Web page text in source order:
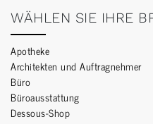
WÄHLEN SIE IHRE
Apotheke
Architekten und Auftragnehmer
Büro
Büroausstattung
Dessous-Shop